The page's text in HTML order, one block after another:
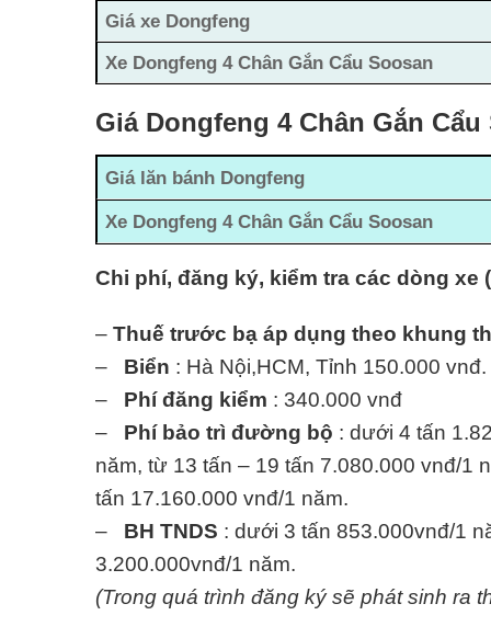
Giá xe Dongfeng
Xe Dongfeng 4 Chân Gắn Cẩu Soosan
Giá Dongfeng 4 Chân Gắn
Giá lăn bánh Dongfeng
Xe Dongfeng 4 Chân Gắn Cẩu Soosan
Chi phí, đăng ký, kiểm tra các dòng xe
– Thuế trước bạ áp dụng theo khung
– Biển : Hà Nội,HCM, Tỉnh 150.000 vnđ.
– Phí đăng kiểm : 340.000 vnđ
– Phí bảo trì đường bộ : dưới 4 tấn
năm, từ 13 tấn – 19 tấn 7.080.000 vnđ/1
tấn 17.160.000 vnđ/1 năm.
– BH TNDS : dưới 3 tấn 853.000vnđ/1
3.200.000vnđ/1 năm.
(Trong quá trình đăng ký sẽ phát sinh ra